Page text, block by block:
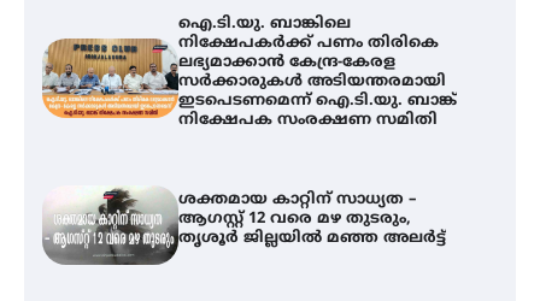
ഐ.ടി.യു. ബാങ്കിലെ
നിക്ഷേപകർക്ക് പണം തിരികെ
ലഭ്യമാക്കാൻ കേന്ദ്ര-കേരള
സർക്കാരുകൾ അടിയന്തരമായി
ഇടപെടണമെന്ന് ഐ.ടി.യു. ബാങ്ക്
നിക്ഷേപക സംരക്ഷണ സമിതി
ശക്തമായ കാറ്റിന് സാധ്യത –
ആഗസ്റ്റ് 12 വരെ മഴ തുടരും,
തൃശൂർ ജില്ലയിൽ മഞ്ഞ അലർട്ട്